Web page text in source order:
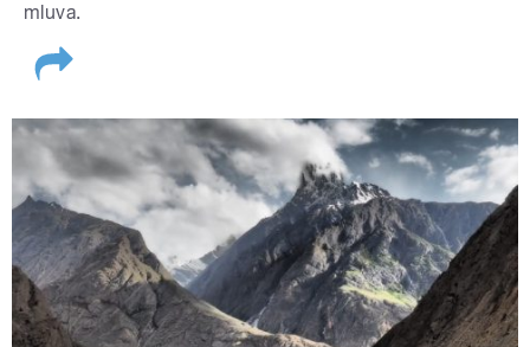
mluva.